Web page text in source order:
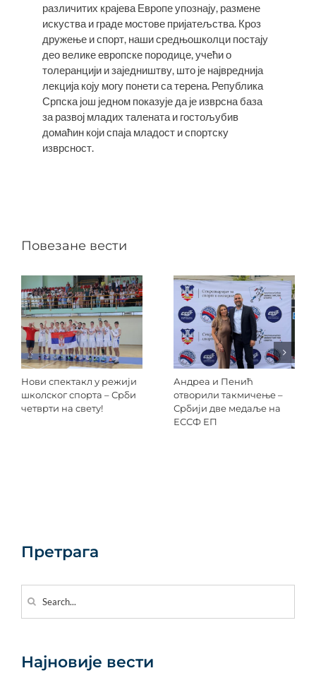
различитих крајева Европе упознају, размене
искуства и граде мостове пријатељства. Кроз
дружење и спорт, наши средњошколци постају
део велике европске породице, учећи о
толеранцији и заједништву, што је највреднија
лекција коју могу понети са терена. Република
Српска још једном показује да је изврсна база
за развој младих талената и гостољубив
домаћин који спаја младост и спортску
изврсност.
Повезане вести
Нови спектакл у режији
школског спорта – Срби
четврти на свету!
Андреа и Пенић
отворили такмичење –
Србији две медаље на
ЕССФ ЕП
Претрага
for:
Најновије вести